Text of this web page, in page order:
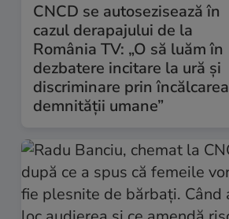
CNCD se autosezisează în
cazul derapajului de la
România TV: „O să luăm în
dezbatere incitare la ură și
discriminare prin încălcarea
demnității umane”